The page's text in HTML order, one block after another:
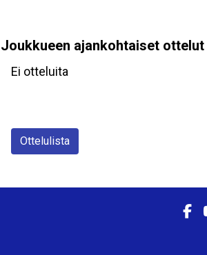
Joukkueen ajankohtaiset ottelut
Ei otteluita
Ottelulista